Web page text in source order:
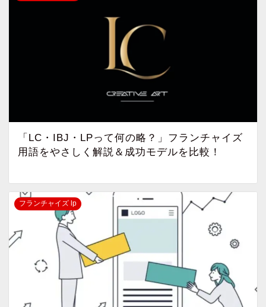
「LC・IBJ・LPって何の略？」フランチャイズ
用語をやさしく解説＆成功モデルを比較！
フランチャイズ lp